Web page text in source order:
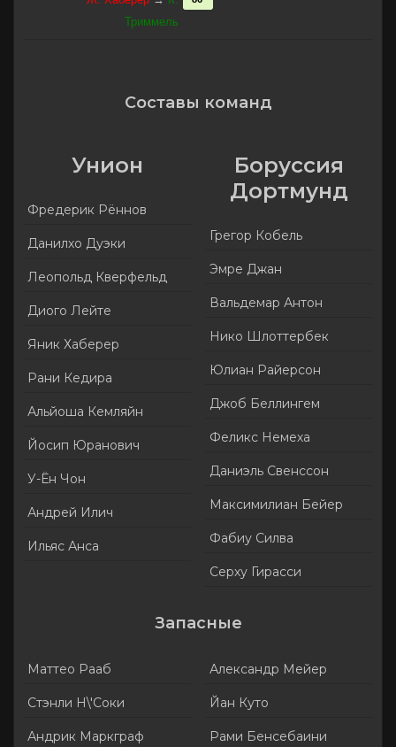
Триммель
Составы команд
Унион
Фредерик Рённов
Данилхо Дуэки
Леопольд Кверфельд
Диого Лейте
Яник Хаберер
Рани Кедира
Альйоша Кемляйн
Йосип Юранович
У-Ён Чон
Андрей Илич
Ильяс Анса
Боруссия
Дортмунд
Грегор Кобель
Эмре Джан
Вальдемар Антон
Нико Шлоттербек
Юлиан Райерсон
Джоб Беллингем
Феликс Немеха
Даниэль Свенссон
Максимилиан Бейер
Фабиу Силва
Серху Гирасси
Запасные
Маттео Рааб
Стэнли Н\'Соки
Андрик Маркграф
Александр Мейер
Йан Куто
Рами Бенсебаини